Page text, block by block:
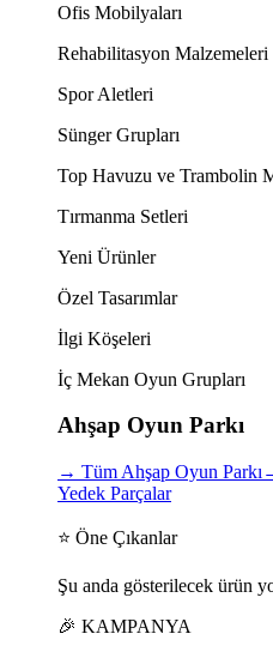
Ofis Mobilyaları
Rehabilitasyon Malzemeleri
Spor Aletleri
Sünger Grupları
Top Havuzu ve Trambolin
Tırmanma Setleri
Yeni Ürünler
Özel Tasarımlar
İlgi Köşeleri
İç Mekan Oyun Grupları
Ahşap Oyun Parkı
→ Tüm Ahşap Oyun Parkı
Yedek Parçalar
⭐ Öne Çıkanlar
Şu anda gösterilecek ürün
🎉 KAMPANYA